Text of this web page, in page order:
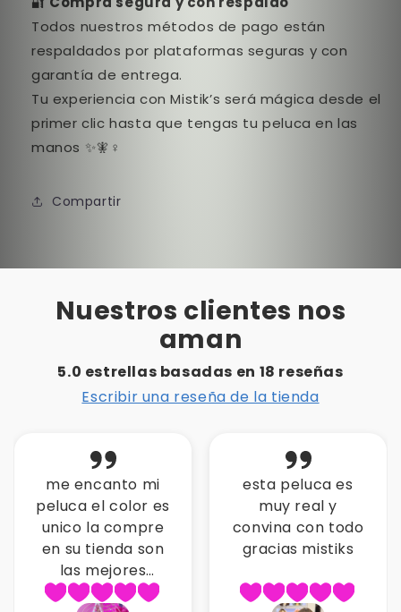
Todos nuestros métodos de pago están
respaldados por plataformas seguras y con
garantía de entrega.
Tu experiencia con Mistik’s será mágica desde el
primer clic hasta que tengas tu peluca en las
manos ✨🧚♀️
Compartir
Nuestros clientes nos
aman
5.0 estrellas basadas en 18 reseñas
Escribir una reseña de la tienda
me encanto mi
peluca el color es
unico la compre
en su tienda son
las mejores
pelucas gracias
esta peluca es
muy real y
convina con todo
gracias mistiks